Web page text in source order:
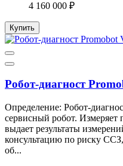
4 160 000 ₽
Купить
Робот-диагност
Определение: Робот-
сервисный робот. Измеряет
выдает результаты
консультацию по риску
об...